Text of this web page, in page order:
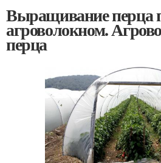
Выращивание перца
агроволокном.
перца